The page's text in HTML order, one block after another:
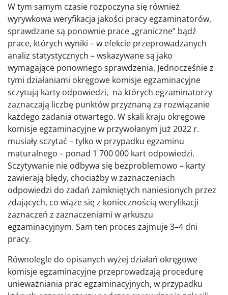
W tym samym czasie rozpoczyna się również
wyrywkowa weryfikacja jakości pracy egzaminatorów,
sprawdzane są ponownie prace „graniczne” bądź
prace, których wyniki – w efekcie przeprowadzanych
analiz statystycznych – wskazywane są jako
wymagające ponownego sprawdzenia. Jednocześnie z
tymi działaniami okręgowe komisje egzaminacyjne
sczytują karty odpowiedzi, na których egzaminatorzy
zaznaczają liczbę punktów przyznaną za rozwiązanie
każdego zadania otwartego. W skali kraju okręgowe
komisje egzaminacyjne w przywołanym już 2022 r.
musiały sczytać – tylko w przypadku egzaminu
maturalnego – ponad 1 700 000 kart odpowiedzi.
Sczytywanie nie odbywa się bezproblemowo – karty
zawierają błędy, chociażby w zaznaczeniach
odpowiedzi do zadań zamkniętych naniesionych przez
zdających, co wiąże się z koniecznością weryfikacji
zaznaczeń z zaznaczeniami w arkuszu
egzaminacyjnym. Sam ten proces zajmuje 3–4 dni
pracy.
Równolegle do opisanych wyżej działań okręgowe
komisje egzaminacyjne przeprowadzają procedurę
unieważniania prac egzaminacyjnych, w przypadku